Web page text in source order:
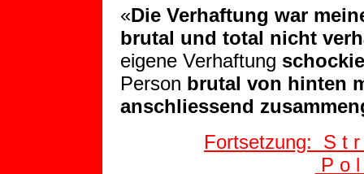
«Die Verhaftung war
brutal und total nicht
eigene Verhaftung
Person brutal von hinten
anschliessend
Fortsetzung: S t
P o